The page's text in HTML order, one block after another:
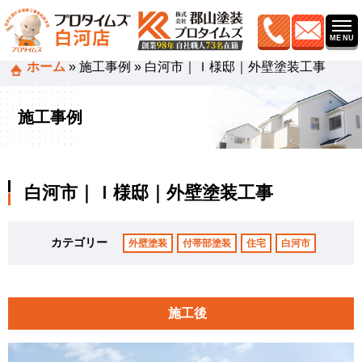
ホーム »施工事例 » 白河市｜Ｉ様邸｜外壁塗装工事
施工事例
白河市｜Ｉ様邸｜外壁塗装工事
カテゴリー 外壁塗装 付帯部塗装 住宅 白河市
施工後